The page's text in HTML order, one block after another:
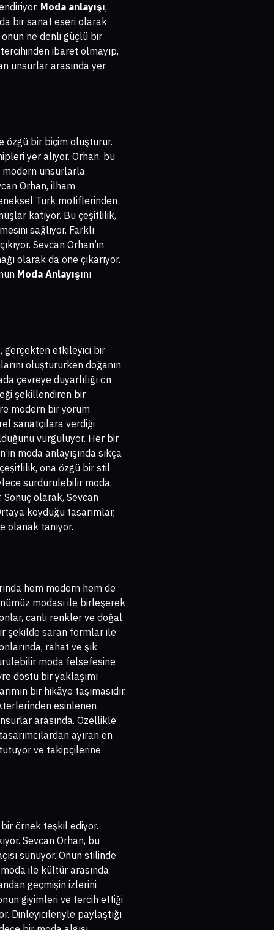
Moda anlayışı,
bir sanat eseri olarak
onun ne denli güçlü bir
ibaret olmayıp,
unsurlar arasında yer
özgü bir biçim oluşturur.
yer alıyor. Orhan, bu
modern unsurlarla
Orhan, ilham
Türk motiflerinden
katıyor. Bu çeşitlilik,
sağlıyor. Farklı
Sevcan Orhan’ın
olarak da öne çıkarıyor.
Moda Anlayışını
gerçekten etkileyici bir
oluştururken doğanın
çevreye duyarlılığı ön
şekillendiren bir
modern bir yorum
sanatçılara verdiği
vurguluyor. Her bir
moda anlayışında sıkça
ona özgü bir stil
sürdürülebilir moda,
Sonuç olarak, Sevcan
koyduğu tasarımlar,
olanak tanıyor.
hem modern hem de
modası ile birleşerek
canlı renkler ve doğal
şekilde saran formlar ile
rahat ve şık
moda felsefesine
dostu bir yaklaşımı
bir hikâye taşımasıdır.
esinlenen
arasında. Özellikle
ayıran en
ve takipçilerine
örnek teşkil ediyor.
Sevcan Orhan, bu
sunuyor. Onun stilinde
ile kültür arasında
geçmişin izlerini
giyimleri ve tercih ettiği
Dinleyicileriyle paylaştığı